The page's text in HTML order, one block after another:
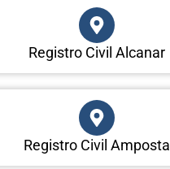
Registro Civil Alcanar
Registro Civil Amposta